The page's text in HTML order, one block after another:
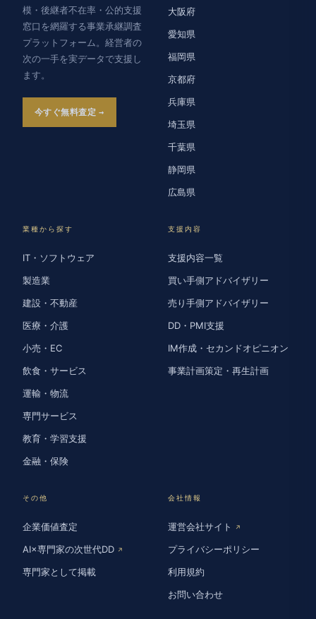
模・後継者不在率・公的支援
窓口を網羅する事業承継調査
プラットフォーム。経営者の
次の一手を実データで支援し
ます。
今すぐ無料査定
大阪府
愛知県
福岡県
京都府
兵庫県
埼玉県
千葉県
静岡県
広島県
業種から探す
IT・ソフトウェア
製造業
建設・不動産
医療・介護
小売・EC
飲食・サービス
運輸・物流
専門サービス
教育・学習支援
金融・保険
支援内容
支援内容一覧
買い手側アドバイザリー
売り手側アドバイザリー
DD・PMI支援
IM作成・セカンドオピニオン
事業計画策定・再生計画
その他
企業価値査定
AI×専門家の次世代DD ↗
専門家として掲載
会社情報
運営会社サイト ↗
プライバシーポリシー
利用規約
お問い合わせ